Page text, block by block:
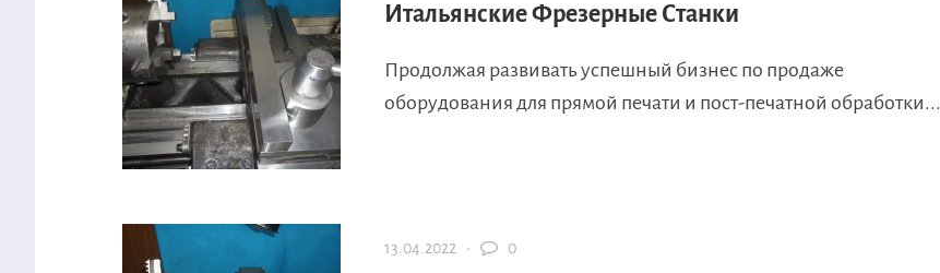
Итальянские Фрезерные Станки
Продолжая развивать успешный бизнес по продаже
оборудования для прямой печати и пост-печатной обработки...
13.04.2022 · 0